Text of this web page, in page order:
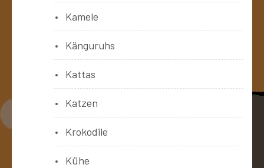
Kamele
Känguruhs
Kattas
Katzen
Krokodile
Kühe